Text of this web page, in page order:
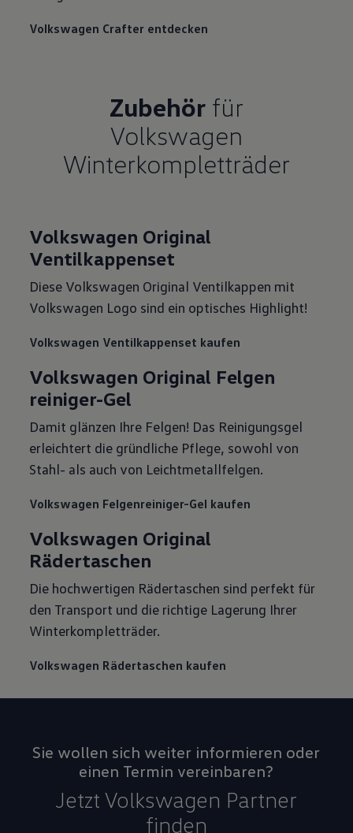
Volkswagen Crafter entdecken
Zubehörfür
Volkswagen
Winterkompletträder
Volkswagen Original
Ventilkappenset
Diese Volkswagen Original Ventilkappen mit
Volkswagen Logo sind ein optisches Highlight!
Volkswagen Ventilkappenset kaufen
Volkswagen Original Felgen
reiniger-Gel
Damit glänzen Ihre Felgen! Das Reinigungsgel
erleichtert die gründliche Pflege, sowohl von
Stahl- als auch von Leichtmetallfelgen.
Volkswagen Felgenreiniger-Gel kaufen
Volkswagen Original
Rädertaschen
Die hochwertigen Rädertaschen sind perfekt für
den Transport und die richtige Lagerung Ihrer
Winterkompletträder.
Volkswagen Rädertaschen kaufen
Sie wollen sich weiter informieren oder
einen Termin vereinbaren?
Jetzt Volkswagen Partner
finden